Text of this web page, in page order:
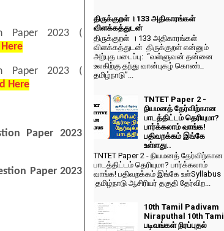
Paper 2023 (
Paper 2023 (
Here
Paper 2023
Paper 2023
திருக்குறள் । 133 அதிகாரங்கள்
விளக்கத்துடன்
திருக்குறள் । 133 அதிகாரங்கள்
விளக்கத்துடன் திருக்குறள் என்னும்
அற்புத படைப்பு: “வள்ளுவன் தன்னை
உலகிற்கு தந்து வான்புகழ் கொண்ட
தமிழ்நாடு”...
TNTET Paper 2 -
நியமனத் தேர்விற்கான
பாடத்திட்டம் தெரியுமா?
பார்க்கலாம் வாங்க!
பதிவறக்கம் இங்கே
உள்ளது..
TNTET Paper 2 - நியமனத் தேர்விற்கான
பாடத்திட்டம் தெரியுமா? பார்க்கலாம்
வாங்க! பதிவறக்கம் இங்கே உள்Syllabus
தமிழ்நாடு ஆசிரியர் தகுதி தேர்விற...
10th Tamil Padivam
Niraputhal 10th Tamil
படிவங்கள் நிரப்புதல்